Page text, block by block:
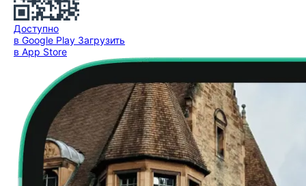
Доступно
в Google Play Загрузить
в App Store